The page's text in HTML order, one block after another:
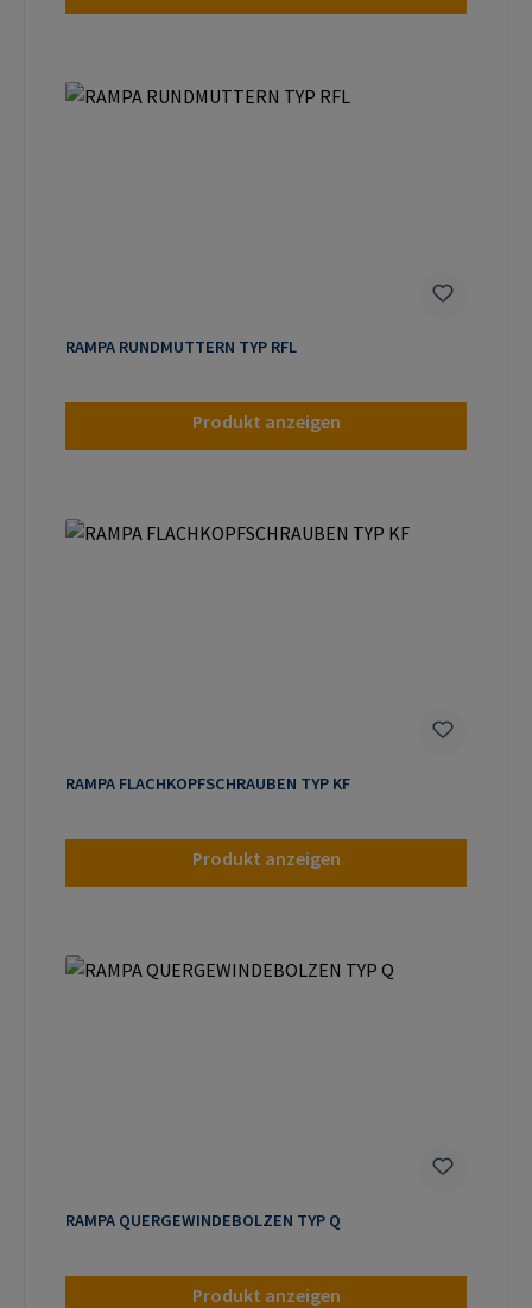
RAMPA RUNDMUTTERN TYP RFL
Produkt anzeigen
RAMPA FLACHKOPFSCHRAUBEN TYP KF
Produkt anzeigen
RAMPA QUERGEWINDEBOLZEN TYP Q
Produkt anzeigen